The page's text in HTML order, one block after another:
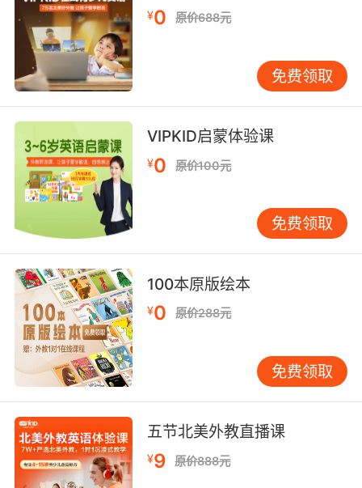
要是你扫地的功夫有你瞥视这么好 你会是个很出
色的清洁工的
8. No leering, no snarky comments, no trying
to take me behind that tree.
不送秋波 也不损人 也不想跟我在树后野战
¥0 原价688元
免费领取
VIPKID启蒙体验课
¥0 原价100元
免费领取
100本原版绘本
¥0 原价288元
免费领取
五节北美外教直播课
¥9 原价888元